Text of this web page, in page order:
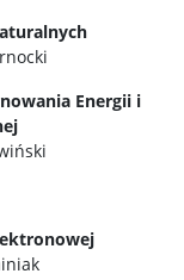
Energii i